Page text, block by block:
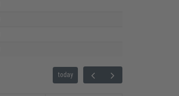
today